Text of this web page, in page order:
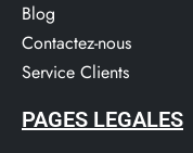
Blog
Contactez-nous
Service Clients​
PAGES LEGALES